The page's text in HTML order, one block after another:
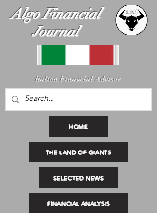
Algo Financial
Journal
Italian Financial Advisor
HOME
THE LAND OF GIANTS
SELECTED NEWS
FINANCIAL ANALYSIS